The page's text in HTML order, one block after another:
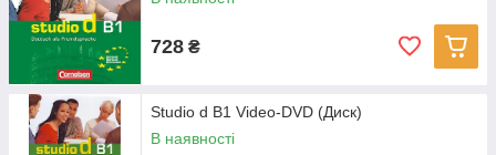
728 ₴
Studio d B1 Video-DVD (Диск)
В наявності